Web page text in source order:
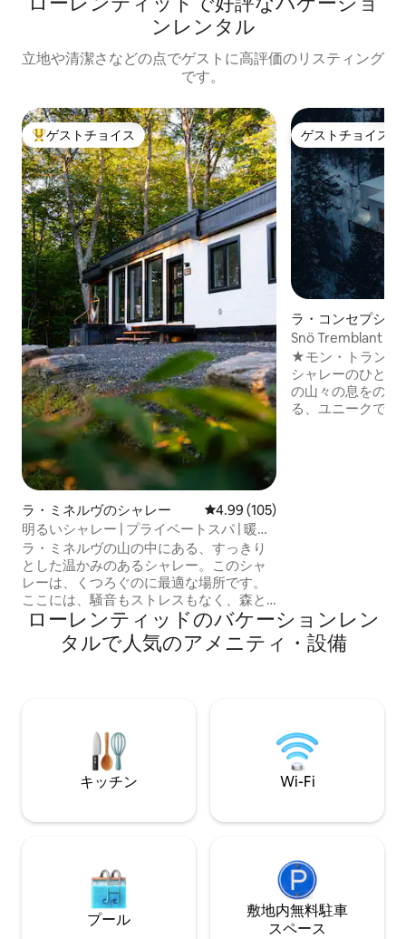
ンレンタル
立地や清潔さなどの点でゲストに高評価のリスティング
です。
大好評のゲストチョイスです。
ゲストチョイス
ラ・ミネルヴのシャレー レビュー105件、5つ星中4.99つ
4.99 (105)
明るいシャレー | プライベートスパ | 暖炉
| 森林の眺望
ラ・ミネルヴの山の中にある、すっきり
とした温かみのあるシャレー。このシャ
レーは、くつろぐのに最適な場所です。
ここには、騒音もストレスもなく、森と
静けさ、そしてゆっくりと流れる時間だ
けがあります。 スパ、夕方の焚き火、そ
して周囲の自然をお楽しみください。散
らも、あらゆるものが近くにあります。
シンプルで美しく、心が落ち着く場所。
ゆっくりとリラックスするのに最適で
ゲストチョイス
ゲストチョイス
ラ・コンセプシオ
レー
Snö Tremblant l
ハウス、スパ＆眺
★モン・トランブ
シャレーのひと
の山々の息をのむ
る、ユニークで人
ローレンティッドのバケーションレン
タルで人気のアメニティ・設備
キッチン Wi-Fi
プール
敷地内無料駐⁠車
ス⁠ペ⁠ー⁠ス